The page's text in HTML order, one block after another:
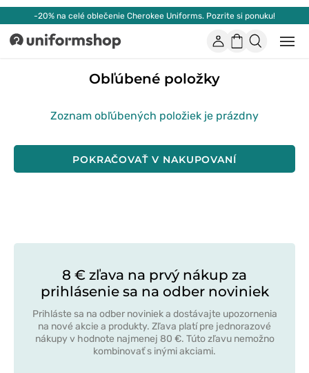
-20% na celé oblečenie Cherokee Uniforms. Pozrite si ponuku!
Uniformshop ÚčetNákupný
Obľúbené položky
Zoznam obľúbených položiek je prázdny
POKRAČOVAŤ V NAKUPOVANÍ
8 € zľava na prvý nákup za
prihlásenie sa na odber noviniek
Prihláste sa na odber noviniek a dostávajte upozornenia
na nové akcie a produkty. Zľava platí pre jednorazové
nákupy v hodnote najmenej 80 €. Túto zľavu nemožno
kombinovať s inými akciami.